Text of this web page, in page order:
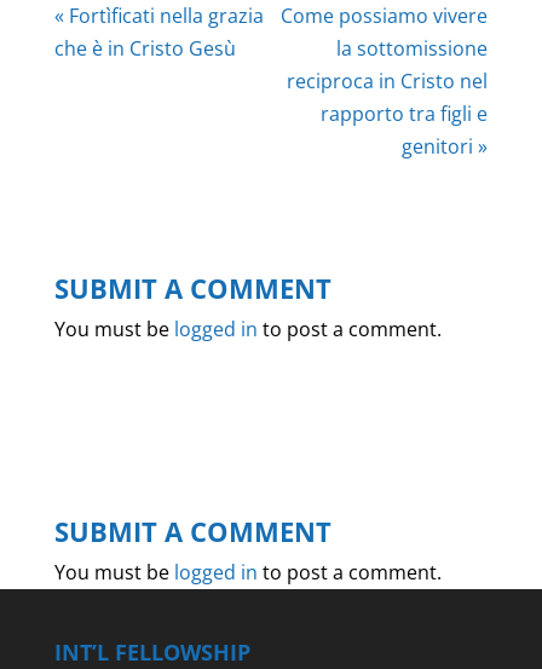
« Fortìficati nella grazia
che è in Cristo Gesù
Come possiamo vivere
la sottomissione
reciproca in Cristo nel
rapporto tra figli e
genitori »
SUBMIT A COMMENT
You must be logged in to post a comment.
SUBMIT A COMMENT
You must be logged in to post a comment.
INT’L FELLOWSHIP